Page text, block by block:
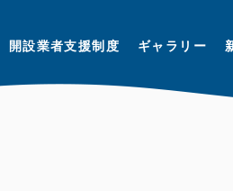
開設業者支援制度 ギャラリー